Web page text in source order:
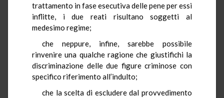
trattamento in fase esecutiva delle pene per essi
inflitte, i due reati risultano soggetti al
medesimo regime;
che neppure, infine, sarebbe possibile
rinvenire una qualche ragione che giustifichi la
discriminazione delle due figure criminose con
specifico riferimento all’indulto;
che la scelta di escludere dal provvedimento